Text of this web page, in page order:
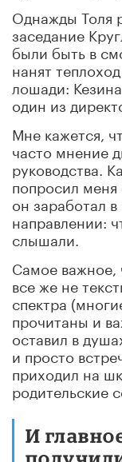
Однажды Толя
заседание
были быть в
нанят
лошади:
один из
Мне кажется,
часто мнение
руководства.
попросил
он заработал
направлении:
слышали.
Самое важное,
все же не
спектра
прочитаны и
оставил в
и просто
приходил на
родительские
И